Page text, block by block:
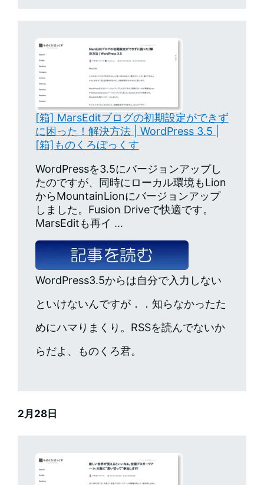
[箱] MarsEditブログの初期設定ができず
に困った！解決方法 | WordPress 3.5 |
[箱]ものくろぼっくす
WordPressを3.5にバージョンアップし
たのですが、同時にローカル環境もLion
からMountainLionにバージョンアップ
しました。Fusion Driveで快適です。
MarsEditも再イ …
WordPress3.5からは自分で入力しない
といけないんですが．．知らなかったた
めにハマりまくり。RSSを読んでないか
らだよ、ものくろ君。
2月28日